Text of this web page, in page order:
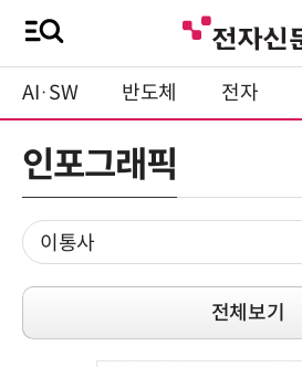
AI·SW 반도체 전자
인포그래픽
전체보기